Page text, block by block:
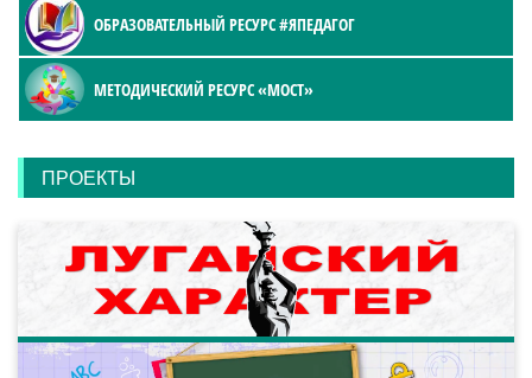
ОБРАЗОВАТЕЛЬНЫЙ РЕСУРС #ЯПЕДАГОГ
МЕТОДИЧЕСКИЙ РЕСУРС «МОСТ»
ПРОЕКТЫ